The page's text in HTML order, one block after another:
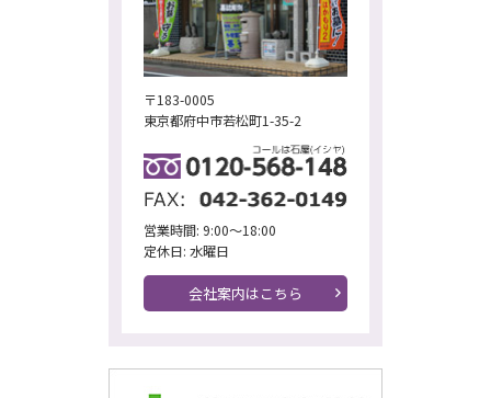
〒183-0005
東京都府中市若松町1-35-2
営業時間: 9:00～18:00
定休日: 水曜日
会社案内はこちら